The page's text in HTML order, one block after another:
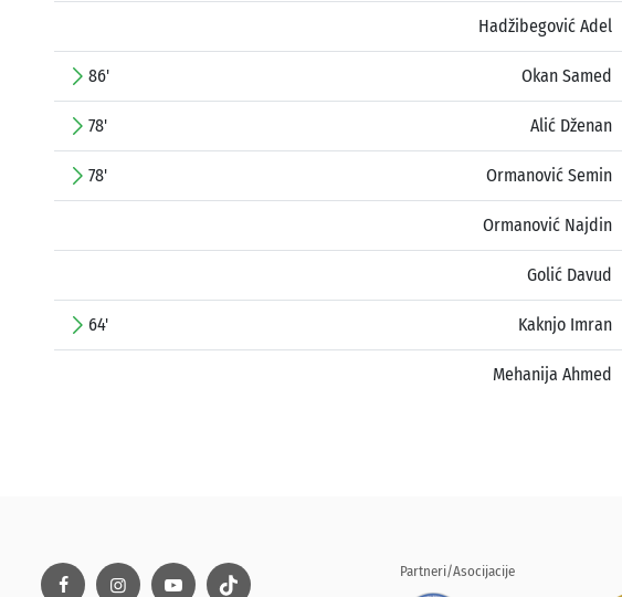
Hadžibegović Adel
86' Okan Samed
78' Alić Dženan
78' Ormanović Semin
Ormanović Najdin
Golić Davud
64' Kaknjo Imran
Mehanija Ahmed
Partneri/Asocijacije